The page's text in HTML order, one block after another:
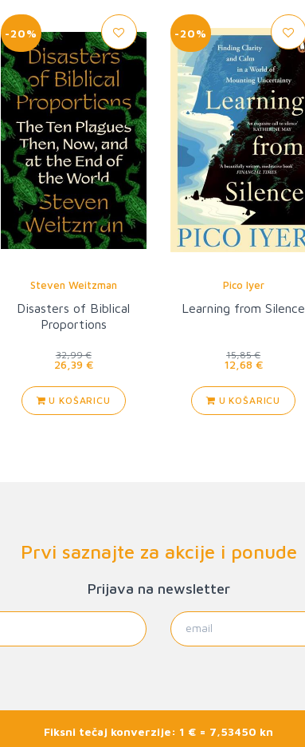
-20%
Steven Weitzman
Disasters of Biblical
Proportions
32,99 €
26,39 €
U KOŠARICU
-20%
Pico Iyer
Learning from Silence
15,85 €
12,68 €
U KOŠARICU
Prvi saznajte za akcije i ponude
Prijava na newsletter
Fiksni tečaj konverzije: 1 € = 7,53450 kn